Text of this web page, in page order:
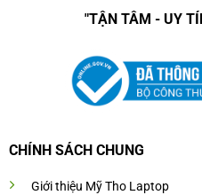
"TẬN TÂM - UY
CHÍNH SÁCH CHUNG
Giới thiệu Mỹ Tho Laptop